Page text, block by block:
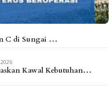
C di Sungai …
Kawal Kebutuhan…